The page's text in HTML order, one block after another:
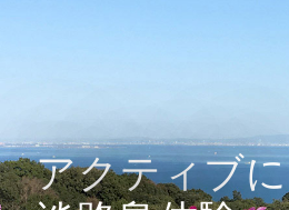
アクティブに